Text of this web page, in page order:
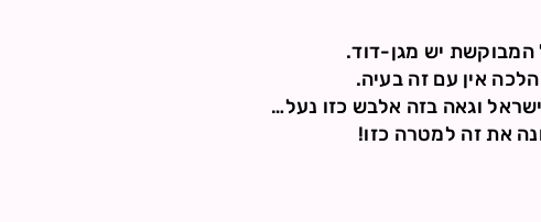
אין עם זה בעיה.
וגאה בזה אלבש כזו נעל…
את זה למטרה כזו!